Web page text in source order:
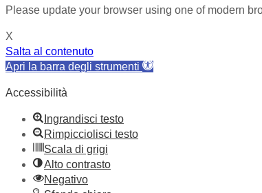
Please update your browser using one of modern
X
Salta al contenuto
Apri la barra degli strumenti
Accessibilità
Ingrandisci testo
Rimpicciolisci testo
Scala di grigi
Alto contrasto
Negativo